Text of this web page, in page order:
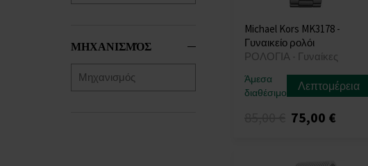
ΜΗΧΑΝΙΣΜΌΣ
Michael Kors MK3178 -
Γυναικείο ρολόι
ΡΟΛΟΓΙΑ - Γυναίκες
Άμεσα
διαθέσιμο
Λεπτομέρεια
75,00 €